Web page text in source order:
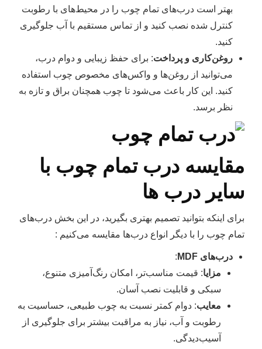
بهتر است درب‌های تمام چوب را در محیط‌های با رطوبت
کنترل شده نصب کنید و از تماس مستقیم با آب جلوگیری
کنید.
روغن‌کاری و پرداخت: برای حفظ زیبایی و دوام درب،
می‌توانید از روغن‌ها و واکس‌های مخصوص چوب استفاده
کنید. این کار باعث می‌شود تا چوب همچنان براق و تازه به
نظر برسد.
مقایسه درب تمام چوب با
سایر درب ها
برای اینکه بتوانید تصمیم بهتری بگیرید، در این بخش درب‌های
تمام چوب را با دیگر انواع درب‌ها مقایسه می‌کنیم :
درب‌های MDF
:
مزایا: قیمت مناسب‌تر، امکان رنگ‌آمیزی متنوع،
سبکی و قابلیت نصب آسان.
معایب: دوام کمتر نسبت به چوب طبیعی، حساسیت به
رطوبت و آب، نیاز به مراقبت بیشتر برای جلوگیری از
آسیب‌دیدگی.